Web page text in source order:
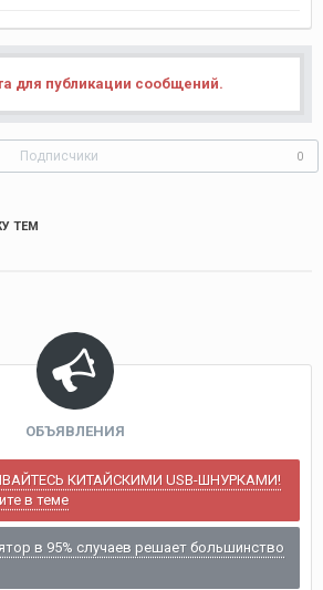
для публикации сообщений.
Подписчики 0
ТЕМ
ОБЪЯВЛЕНИЯ
КИТАЙСКИМИ USB-ШНУРКАМИ!
в теме
в 95% случаев решает большинство